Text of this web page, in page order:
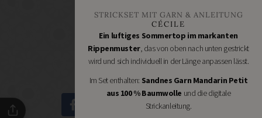
Shops
Schmuckzubehör
Nähmaschinen
STRICKSET MIT GARN & ANLEITUNG
CÉCILE
Ein luftiges Sommertop im markanten
Rippenmuster, das von oben nach unten gestrickt
wird und sich individuell in der Länge anpassen lässt.
Im Set enthalten: Sandnes Garn Mandarin Petit
aus 100 % Baumwolle und die digitale
Strickanleitung.